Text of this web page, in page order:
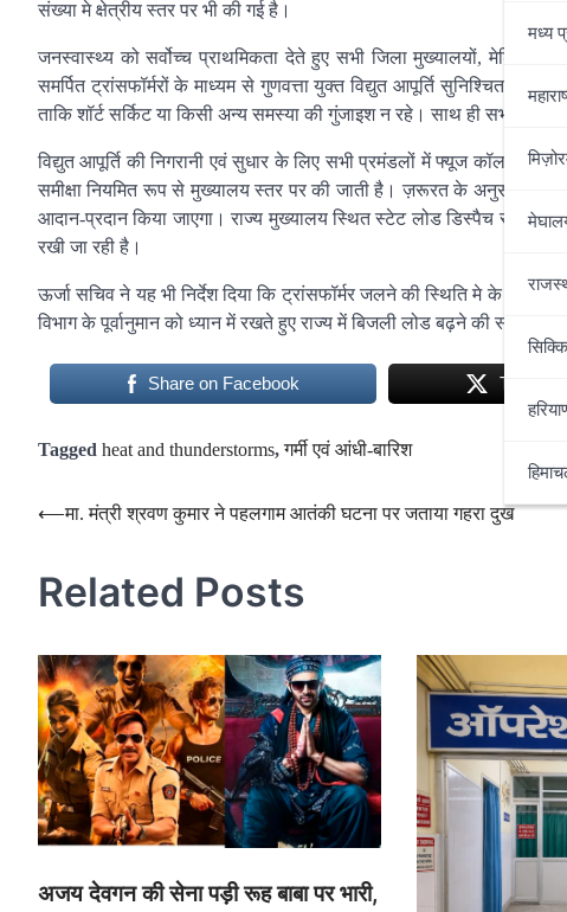
मध्‍य
संख्या मे क्षेत्रीय स्तर पर भी की गई है।
जनस्वास्थ्य को सर्वोच्च प्राथमिकता देते हुए सभी जिला मुख्यालयों,
समर्पित ट्रांसफॉर्मरों के माध्यम से गुणवत्ता युक्त विद्युत आपूर्ति सुनिश्चित की
ताकि शॉर्ट सर्किट या किसी अन्य समस्या की गुंजाइश न रहे। साथ ही सभी पेयजल
विद्युत आपूर्ति की निगरानी एवं सुधार के लिए सभी प्रमंडलों में फ्यूज कॉल सेंटर
समीक्षा नियमित रूप से मुख्यालय स्तर पर की जाती है। ज़रूरत के अनुसार
आदान-प्रदान किया जाएगा। राज्य मुख्यालय स्थित स्टेट लोड डिस्पैच सेंटर के
रखी जा रही है।
ऊर्जा सचिव ने यह भी निर्देश दिया कि ट्रांसफॉर्मर जलने की स्थिति मे के
विभाग के पूर्वानुमान को ध्यान में रखते हुए राज्य में बिजली लोड बढ़ने की
Share on Facebook Tweet
Tagged heat and thunderstorms,गर्मी एवं आंधी-बारिश
Post
⟵मा. मंत्री श्रवण कुमार ने पहलगाम आतंकी घटना पर जताया गहरा दुख
Related Posts
अजय देवगन की सेना पड़ी रूह बाबा पर भारी,